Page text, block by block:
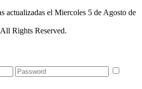
actualizadas el Miercoles 5 de Agosto de
Rights Reserved.